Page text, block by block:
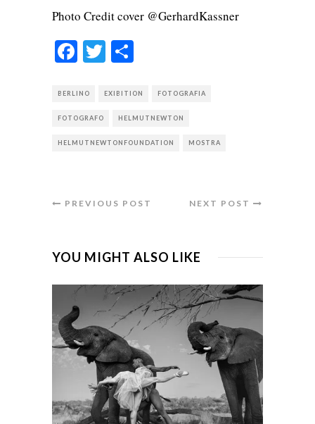
Photo Credit cover @GerhardKassner
Facebook
Twitter
BERLINO EXIBITION FOTOGRAFIA
FOTOGRAFO HELMUTNEWTON
HELMUTNEWTONFOUNDATION MOSTRA
PREVIOUS POST NEXT POST
YOU MIGHT ALSO LIKE